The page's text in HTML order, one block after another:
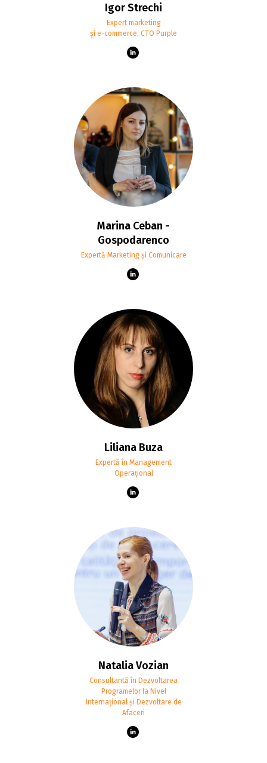
Igor Strechi
Expert marketing
și e-commerce, CTO Purple
Marina Ceban -
Gospodarenco
Expertă Marketing și Comunicare
Liliana Buza
Expertă în Management
Operațional
Natalia Vozian
Consultantă în Dezvoltarea
Programelor la Nivel
Internațional și Dezvoltare de
Afaceri